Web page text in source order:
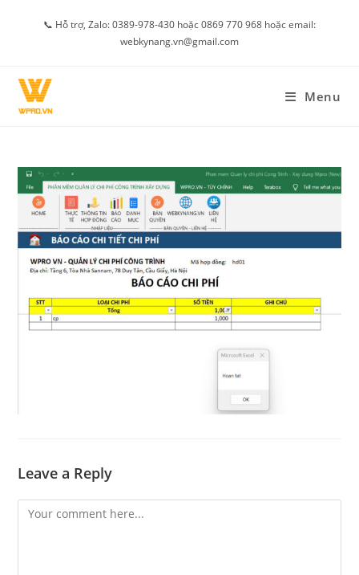
📞 Hỗ trợ, Zalo: 0389-978-430 hoặc 0869 770 968 hoặc email:
webkynang.vn@gmail.com
Menu
Leave a Reply
Comment